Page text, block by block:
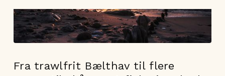
Fra trawlfrit Bælthav til flere